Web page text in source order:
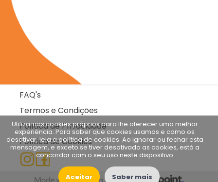
FAQ's
Termos e Condições
Política de Privacidade
Política de Cookies
Utilizamos cookies próprios para lhe oferecer uma melhor
experiência. Para saber que cookies usamos e como os
desativar, leia a política de cookies. Ao ignorar ou fechar esta
mensagem, e exceto se tiver desativado as cookies, está a
concordar com o seu uso neste dispositivo.
Aceitar Saber mais